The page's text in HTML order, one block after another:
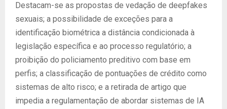
Destacam-se as propostas de vedação de deepfakes
sexuais; a possibilidade de exceções para a
identificação biométrica a distância condicionada à
legislação específica e ao processo regulatório; a
proibição do policiamento preditivo com base em
perfis; a classificação de pontuações de crédito como
sistemas de alto risco; e a retirada de artigo que
impedia a regulamentação de abordar sistemas de IA